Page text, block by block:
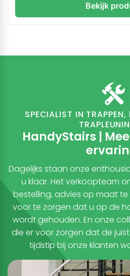
Bekijk
SPECIALIST IN TRAPPEN,
HandyStairs |
Dagelijks staan onze
u klaar. Het verkoopteam
bestelling, advies op maat te
voor te zorgen dat u op de
wordt gehouden. En onze
die er voor zorgen dat de
tijdstip bij onze klanten